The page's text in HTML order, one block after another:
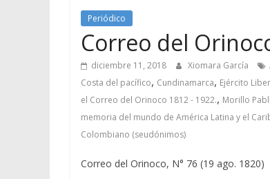
Periódico
Correo del
diciembre 11, 2018 Xiomara García
Costa del pacífico, Cundinamarca, Ejército
el Correo del Orinoco 1812 - 1922., Morillo
memoria del mundo de América Latina y el
Colombiano (seudónimos)
Correo del Orinoco, N° 76 (19 ago. 1820)